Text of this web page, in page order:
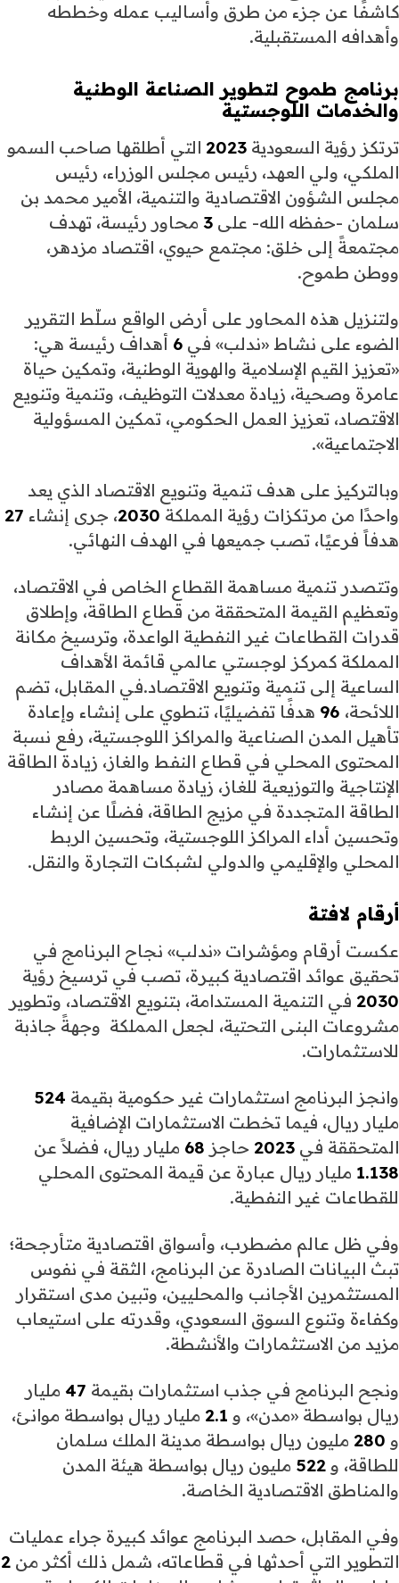
كاشفًا عن جزء من طرق وأساليب عمله وخططه
وأهدافه المستقبلية.
برنامج طموح لتطوير الصناعة الوطنية
والخدمات اللوجستية
ترتكز رؤية السعودية 2023 التي أطلقها صاحب السمو
الملكي، ولي العهد، رئيس مجلس الوزراء، رئيس
مجلس الشؤون الاقتصادية والتنمية، الأمير محمد بن
سلمان -حفظه الله- على 3 محاور رئيسة، تهدف
مجتمعةً إلى خلق: مجتمع حيوي، اقتصاد مزدهر،
ووطن طموح.
ولتنزيل هذه المحاور على أرض الواقع سلّط التقرير
الضوء على نشاط «ندلب» في 6 أهداف رئيسة هي:
«تعزيز القيم الإسلامية والهوية الوطنية، وتمكين حياة
عامرة وصحية، زيادة معدلات التوظيف، وتنمية وتنويع
الاقتصاد، تعزيز العمل الحكومي، تمكين المسؤولية
الاجتماعية».
وبالتركيز على هدف تنمية وتنويع الاقتصاد الذي يعد
واحدًا من مرتكزات رؤية المملكة 2030، جرى إنشاء 27
هدفاً فرعيًا، تصب جميعها في الهدف النهائي.
وتتصدر تنمية مساهمة القطاع الخاص في الاقتصاد،
وتعظيم القيمة المتحققة من قطاع الطاقة، وإطلاق
قدرات القطاعات غير النفطية الواعدة، وترسيخ مكانة
المملكة كمركز لوجستي عالمي قائمة الأهداف
الساعية إلى تنمية وتنويع الاقتصاد.في المقابل، تضم
اللائحة،
هدفًا تفضيليًا، تنطوي على إنشاء وإعادة
تأهيل المدن الصناعية والمراكز اللوجستية، رفع نسبة
المحتوى المحلي في قطاع النفط والغاز، زيادة الطاقة
الإنتاجية والتوزيعية للغاز، زيادة مساهمة مصادر
الطاقة المتجددة في مزيج الطاقة، فضلًا عن إنشاء
وتحسين أداء المراكز اللوجستية، وتحسين الربط
المحلي والإقليمي والدولي لشبكات التجارة والنقل.
أرقام لافتة
عكست أرقام ومؤشرات «ندلب» نجاح البرنامج في
تحقيق عوائد اقتصادية كبيرة، تصب في ترسيخ رؤية
2030 في التنمية المستدامة، بتنويع الاقتصاد، وتطوير
مشروعات البنى التحتية، لجعل المملكة وجهةً جاذبة
للاستثمارات.
وانجز البرنامج استثمارات غير حكومية بقيمة 524
مليار ريال، فيما تخطت الاستثمارات الإضافية
المتحققة في 2023 حاجز 68 مليار ريال، فضلاً عن
1.138 مليار ريال عبارة عن قيمة المحتوى المحلي
للقطاعات غير النفطية.
وفي ظل عالم مضطرب، وأسواق اقتصادية متأرجحة؛
تبث البيانات الصادرة عن البرنامج، الثقة في نفوس
المستثمرين الأجانب والمحليين، وتبين مدى استقرار
وكفاءة وتنوع السوق السعودي، وقدرته على استيعاب
مزيد من الاستثمارات والأنشطة.
ونجح البرنامج في جذب استثمارات بقيمة 47 مليار
ريال بواسطة «مدن»، و 2.1 مليار ريال بواسطة موانئ،
و 280 مليون ريال بواسطة مدينة الملك سلمان
للطاقة، و 522 مليون ريال بواسطة هيئة المدن
والمناطق الاقتصادية الخاصة.
وفي المقابل، حصد البرنامج عوائد كبيرة جراء عمليات
التطوير التي أحدثها في قطاعاته، شمل ذلك أكثر من 2